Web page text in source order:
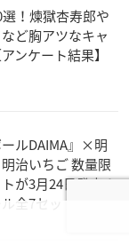
！煉獄杏寿郎や
ど胸アツなキャ
ンケート結果】
ールDAIMA』×明
治いちご 数量限
が3月24日発売！
全7セット付き